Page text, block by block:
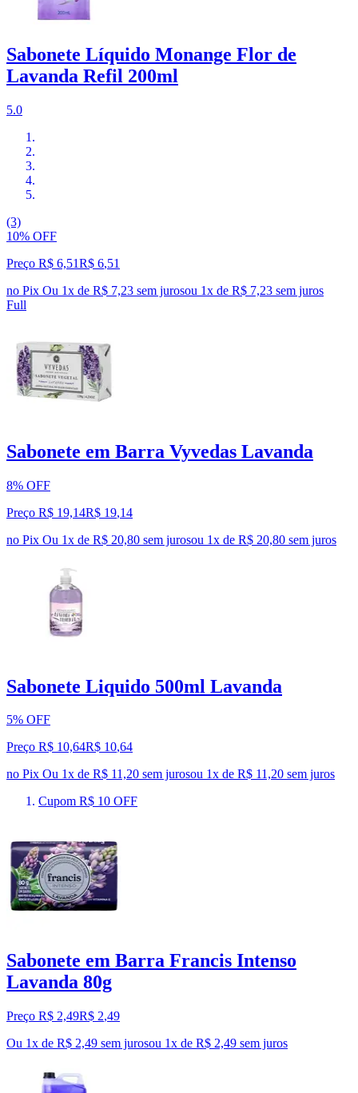
Sabonete Líquido Monange Flor de
Lavanda Refil 200ml
5.0
(3)
10% OFF
Preço R$ 6,51R$ 6,51
no Pix Ou 1x de R$ 7,23 sem jurosou 1x de R$ 7,23 sem juros
Full
Sabonete em Barra Vyvedas Lavanda
8% OFF
Preço R$ 19,14R$ 19,14
no Pix Ou 1x de R$ 20,80 sem jurosou 1x de R$ 20,80 sem juros
Sabonete Liquido 500ml Lavanda
5% OFF
Preço R$ 10,64R$ 10,64
no Pix Ou 1x de R$ 11,20 sem jurosou 1x de R$ 11,20 sem juros
Cupom R$ 10 OFF
Sabonete em Barra Francis Intenso
Lavanda 80g
Preço R$ 2,49R$ 2,49
Ou 1x de R$ 2,49 sem jurosou 1x de R$ 2,49 sem juros